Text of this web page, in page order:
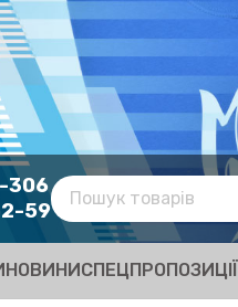
306
59
НОВИНИСПЕЦПРОПОЗИЦІЇ